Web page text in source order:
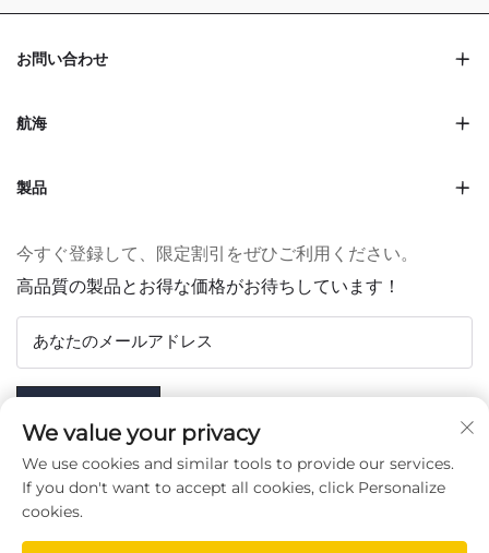
お問い合わせ
航海
製品
今すぐ登録して、限定割引をぜひご利用ください。
高品質の製品とお得な価格がお待ちしています！
あなたのメールアドレス
フォローする
We value your privacy
We use cookies and similar tools to provide our services.
If you don't want to accept all cookies, click Personalize
cookies.